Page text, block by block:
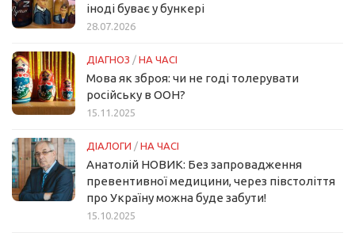
іноді буває у бункері
28.07.2026
ДІАГНОЗ / НА ЧАСІ
Мова як зброя: чи не годі толерувати
російську в ООН?
15.11.2025
ДІАЛОГИ / НА ЧАСІ
Анатолій НОВИК: Без запровадження
превентивної медицини, через півстоліття
про Україну можна буде забути!
15.10.2025